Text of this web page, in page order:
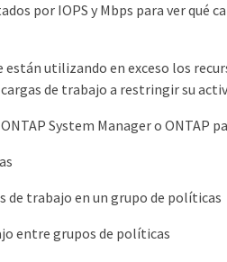
por IOPS y Mbps para ver
están utilizando en exceso los
de trabajo a restringir su
System Manager o
de trabajo en un grupo de políticas
entre grupos de políticas